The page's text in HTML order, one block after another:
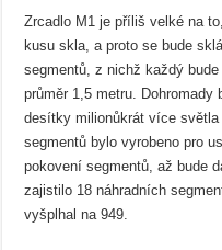
Zrcadlo M1 je příliš velké na
kusu skla, a proto se bude
segmentů, z nichž každý
průměr 1,5 metru.
desítky milionůkrát více
segmentů bylo vyrobeno pro
pokovení segmentů, až bude
zajistilo 18 náhradních
vyšplhal na 949.